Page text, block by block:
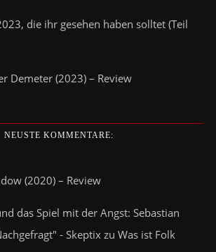
die ihr gesehen haben solltet (Teil
Demeter (2023) – Review
NEUSTE KOMMENTARE:
(2020) – Review
das Spiel mit der Angst: Sebastian
- Skeptix zu Was ist Folk